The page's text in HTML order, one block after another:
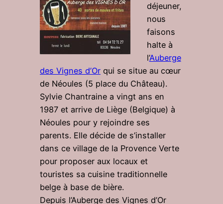
déjeuner,
nous
faisons
halte à
l’Auberge
des Vignes d’Or qui se situe au cœur
de Néoules (5 place du Château).
Sylvie Chantraine a vingt ans en
1987 et arrive de Liège (Belgique) à
Néoules pour y rejoindre ses
parents. Elle décide de s’installer
dans ce village de la Provence Verte
pour proposer aux locaux et
touristes sa cuisine traditionnelle
belge à base de bière.
Depuis l’Auberge des Vignes d’Or